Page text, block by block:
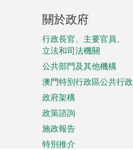
頁
腳
菜
單
關於政府
行政長官、主要官員、
立法和司法機關
公共部門及其他機構
澳門特別行政區公共行政
政府架構
政策諮詢
施政報告
特別推介